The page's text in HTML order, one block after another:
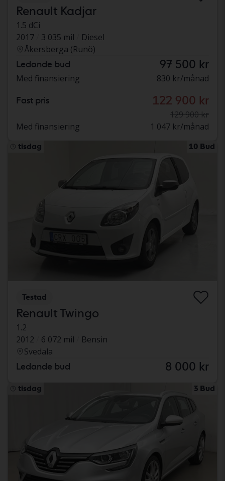
Renault Kadjar
1.5 dCi
2017
3 035 mil
Diesel
Åkersberga (Runö)
Ledande bud 97 500 kr
Med finansiering 830 kr/månad
Fast pris 122 900 kr
129 900 kr
Med finansiering
1 047 kr/månad
tisdag 10 Bud
Testad
Renault Twingo
1.2
2012
6 072 mil
Bensin
Svedala
Ledande bud 8 000 kr
tisdag 3 Bud